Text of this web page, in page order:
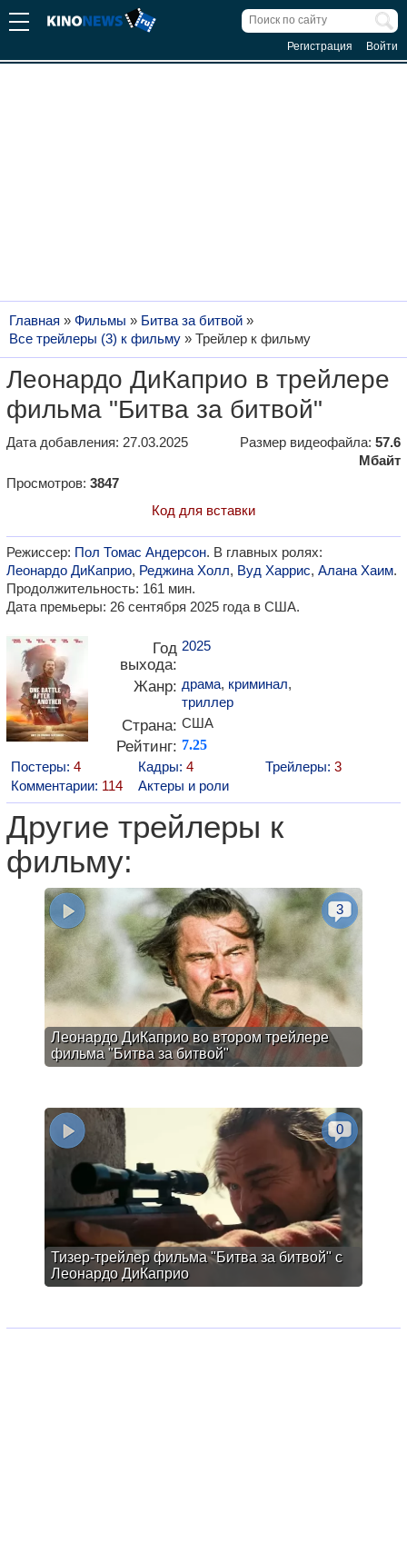
Регистрация Войти
Главная » Фильмы » Битва за битвой »
Все трейлеры (3) к фильму » Трейлер к фильму
Леонардо ДиКаприо в трейлере
фильма "Битва за битвой"
Дата добавления: 27.03.2025 Размер видеофайла: 57.6
Мбайт
Просмотров: 3847
Код для вставки
Режиссер: Пол Томас Андерсон. В главных ролях:
Леонардо ДиКаприо, Реджина Холл, Вуд Харрис, Алана Хаим.
Продолжительность: 161 мин.
Дата премьеры: 26 сентября 2025 года в США.
Год
выхода:
2025
Жанр: драма, криминал,
триллер
Страна: США
Рейтинг: 7.25
Постеры: 4 Кадры: 4 Трейлеры: 3
Комментарии: 114 Актеры и роли
Другие трейлеры к
фильму:
Леонардо ДиКаприо во втором трейлере
фильма "Битва за битвой"
3
Тизер-трейлер фильма "Битва за битвой" с
Леонардо ДиКаприо
0